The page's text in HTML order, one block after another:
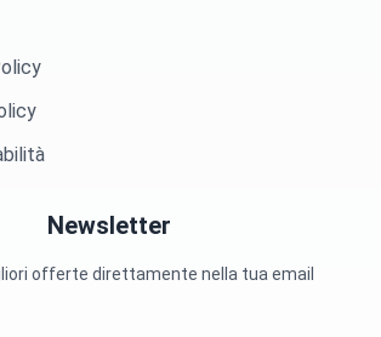
Newsletter
offerte direttamente nella tua email